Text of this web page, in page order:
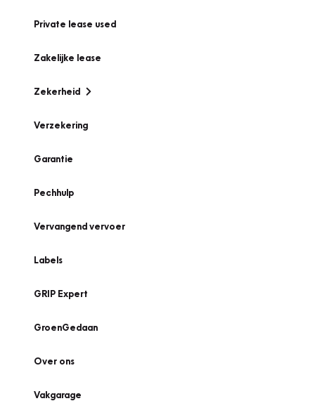
Private lease used
Zakelijke lease
Zekerheid
Verzekering
Garantie
Pechhulp
Vervangend vervoer
Labels
GRIP Expert
GroenGedaan
Over ons
Vakgarage